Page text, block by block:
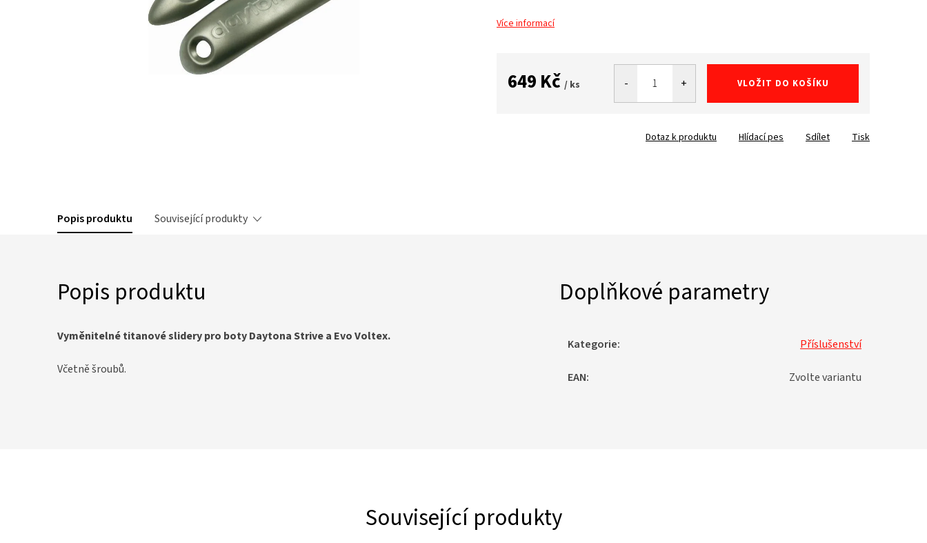
Více informací
649 Kč / ks VLOŽIT DO KOŠÍKU
Tisk
Dotaz k produktu Hlídací pes Sdílet
Popis produktu Související produkty
Popis produktu
Vyměnitelné titanové slidery pro boty Daytona Strive a Evo Voltex.
Včetně šroubů.
Doplňkové parametry
Kategorie: Příslušenství
EAN: Zvolte variantu
Související produkty